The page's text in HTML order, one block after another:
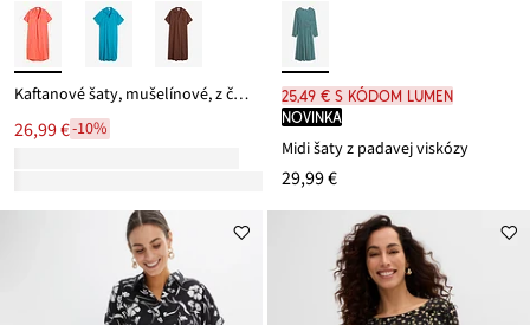
Kaftanové šaty, mušelínové, z čistej bavlny
26,99 €-10%
25,49 € s kódom LUMEN
novinka
Midi šaty z padavej viskózy
29,99 €